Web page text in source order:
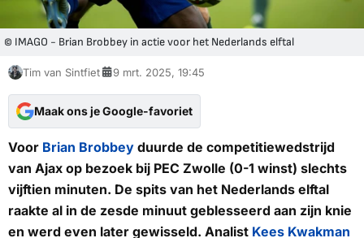
© IMAGO - Brian Brobbey in actie voor het Nederlands elftal
Tim van Sintfiet 9 mrt. 2025, 19:45
Maak ons je Google-favoriet
Voor Brian Brobbey duurde de competitiewedstrijd
van Ajax op bezoek bij PEC Zwolle (0-1 winst) slechts
vijftien minuten. De spits van het Nederlands elftal
raakte al in de zesde minuut geblesseerd aan zijn knie
en werd even later gewisseld. Analist Kees Kwakman